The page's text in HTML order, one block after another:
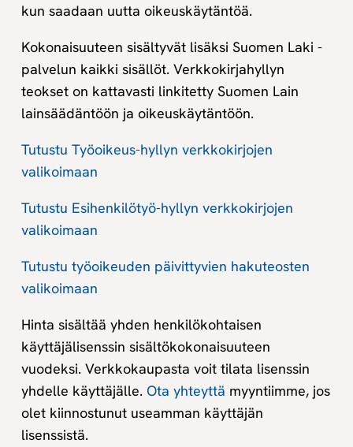
kun saadaan uutta oikeuskäytäntöä.
Kokonaisuuteen sisältyvät lisäksi Suomen Laki -
palvelun kaikki sisällöt. Verkkokirjahyllyn
teokset on kattavasti linkitetty Suomen Lain
lainsäädäntöön ja oikeuskäytäntöön.
Tutustu Työoikeus-hyllyn verkkokirjojen
valikoimaan
Tutustu Esihenkilötyö-hyllyn verkkokirjojen
valikoimaan
Tutustu työoikeuden päivittyvien hakuteosten
valikoimaan
Hinta sisältää yhden henkilökohtaisen
käyttäjälisenssin sisältökokonaisuuteen
vuodeksi. Verkkokaupasta voit tilata lisenssin
yhdelle käyttäjälle. Ota yhteyttä myyntiimme, jos
olet kiinnostunut useamman käyttäjän
lisenssistä.